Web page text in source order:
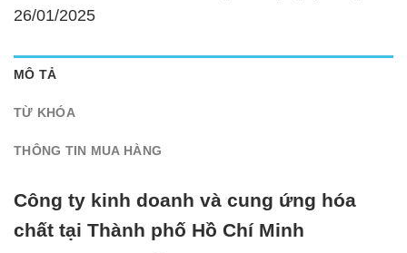
26/01/2025
MÔ TẢ
TỪ KHÓA
THÔNG TIN MUA HÀNG
Công ty kinh doanh và cung ứng hóa
chất tại Thành phố Hồ Chí Minh